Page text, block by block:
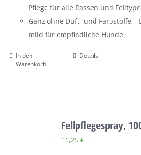
Pflege für alle Rassen und
Ganz ohne Duft- und Farbstoffe –
mild für empfindliche Hunde
In den
Warenkorb
Details
Fellpflegespray,
11,25 €